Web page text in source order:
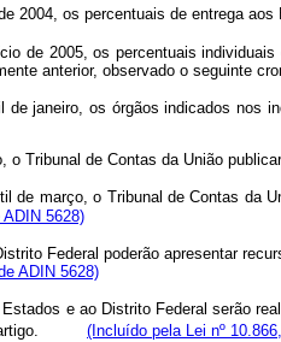
2004, os percentuais de entrega
de 2005, os percentuais
anterior, observado o
de janeiro, os órgãos indicados nos
o Tribunal de Contas da União
de março, o Tribunal de Contas da
ADIN 5628)
Federal poderão apresentar
ADIN 5628)
e ao Distrito Federal serão
artigo. (Incluído pela Lei nº